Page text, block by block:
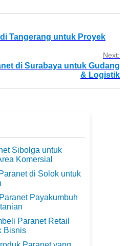
Tangerang untuk Proyek
Next:
di Surabaya untuk Gudang
& Logistik
Sibolga untuk
Komersial
di Solok untuk
Payakumbuh
Paranet Retail
Bisnis